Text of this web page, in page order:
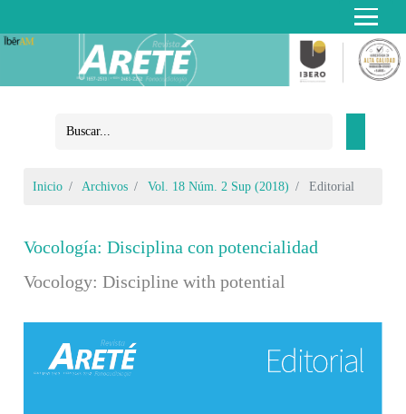
Inicio Archivos Vol. 18 Núm. 2 Sup (2018) Editorial
Vocología: Disciplina con potencialidad
Vocology: Discipline with potential
Barra lateral del artículo